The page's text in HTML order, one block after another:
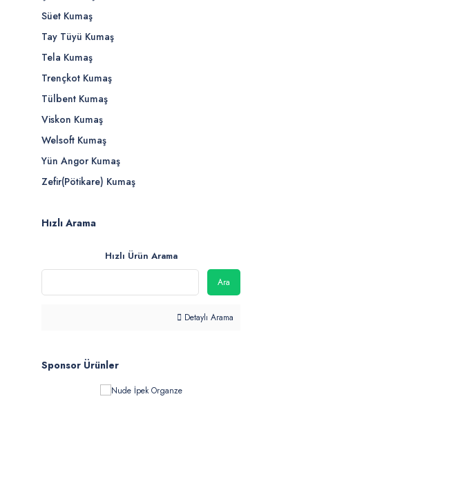
Süet Kumaş
Tay Tüyü Kumaş
Tela Kumaş
Trençkot Kumaş
Tülbent Kumaş
Viskon Kumaş
Welsoft Kumaş
Yün Angor Kumaş
Zefir(Pötikare) Kumaş
Hızlı Arama
Hızlı Ürün Arama
Ara
Detaylı Arama
Sponsor Ürünler